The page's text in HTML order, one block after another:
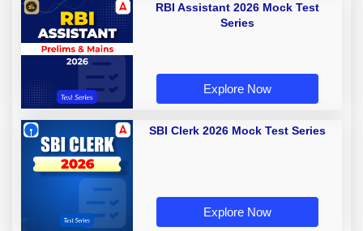
RBI Assistant 2026 Mock Test
Series
Explore Now
SBI Clerk 2026 Mock Test Series
Explore Now